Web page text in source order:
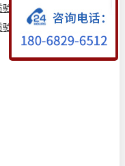
证方案
证方案